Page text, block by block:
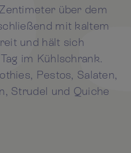
über dem
mit kaltem
und hält sich
im Kühlschrank.
Pestos, Salaten,
Strudel und Quiche